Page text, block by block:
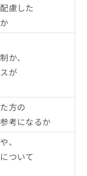
慮した
か、
が
方の
考になるか
、
ついて